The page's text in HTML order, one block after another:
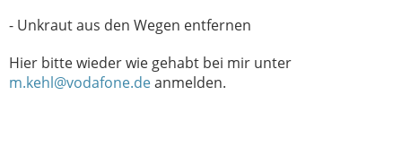
- Unkraut aus den Wegen entfernen
Hier bitte wieder wie gehabt bei mir unter
m.kehl@vodafone.deanmelden.